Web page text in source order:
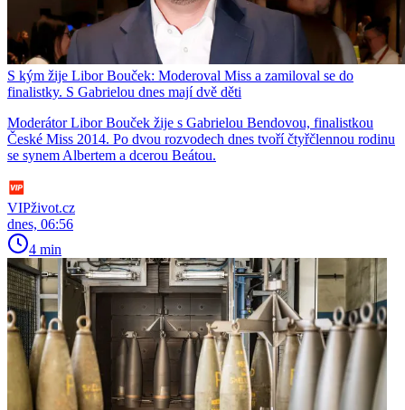
S kým žije Libor Bouček: Moderoval Miss a zamiloval se do
finalistky. S Gabrielou dnes mají dvě děti
Moderátor Libor Bouček žije s Gabrielou Bendovou, finalistkou
České Miss 2014. Po dvou rozvodech dnes tvoří čtyřčlennou rodinu
se synem Albertem a dcerou Beátou.
VIPživot.cz
dnes, 06:56
4 min